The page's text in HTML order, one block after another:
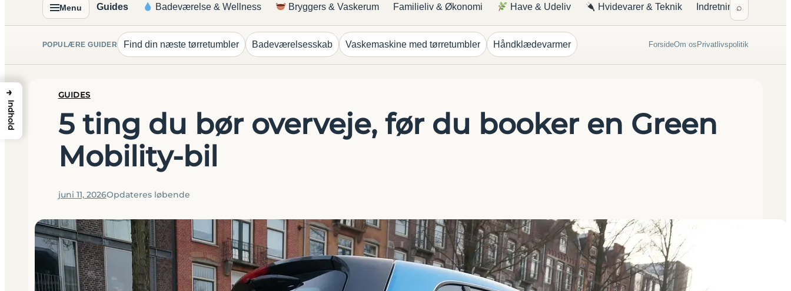
Menu Guides Badeværelse & Wellness Bryggers & Vaskerum Familieliv & Økonomi Have & Udeliv Hvidevarer & Teknik Indretning & Design
⌕
POPULÆRE GUIDER Find din næste tørretumbler Badeværelsesskab Vaskemaskine med tørretumbler Håndklædevarmer ForsideOm osPrivatlivspolitik
GUIDES
5 ting du bør overveje, før du booker en Green
Mobility-bil
juni 11, 2026Opdateres løbende
→
Indhold